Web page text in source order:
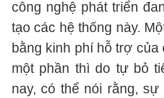
công nghệ phát triển
tạo các hệ thống này.
bằng kinh phí hỗ trợ
một phần thì do tự bỏ
nay, có thể nói rằng,